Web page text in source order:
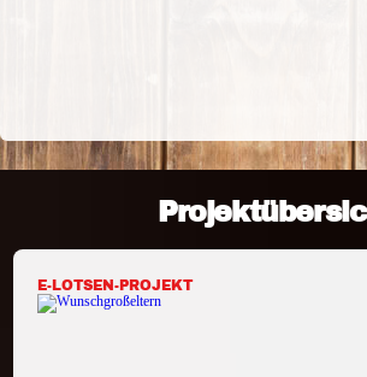
E-LOTSEN-PROJEKT